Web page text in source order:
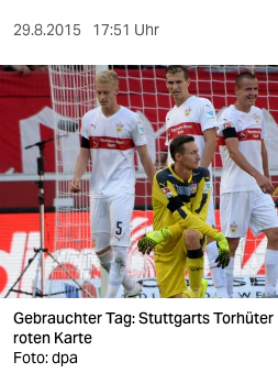
sport
berlin
nord
wahrheit
verlag
verlag
veranstaltungen
shop
29.8.2015 17:51 Uhr
Gebrauchter Tag: Stuttgarts
roten Karte
Foto: dpa